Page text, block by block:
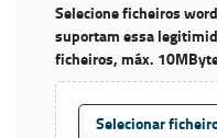
Selecione ficheiros
suportam essa
ficheiros, máx.
Selecionar